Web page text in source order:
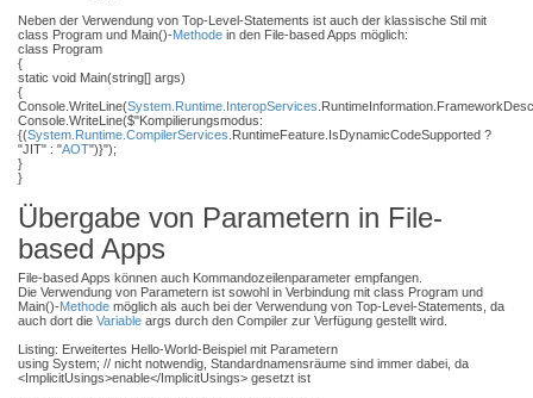
Neben der Verwendung von Top-Level-Statements ist auch der klassische Stil mit
class Program und Main()-Methode in den File-based Apps möglich:
class Program
{
static void Main(string[] args)
{
Console.WriteLine(System.Runtime.InteropServices
Console.WriteLine($"Kompilierungsmodus:
{(System.Runtime.CompilerServices .RuntimeFeature.IsDynamicCodeSupported ?
"JIT" : "AOT")}");
}
}
Übergabe von Parametern in File-
based Apps
File-based Apps können auch Kommandozeilenparameter empfangen.
Die Verwendung von Parametern ist sowohl in Verbindung mit class Program und
Main()-Methode möglich als auch bei der Verwendung von Top-Level-Statements, da
auch dort die Variable args durch den Compiler zur Verfügung gestellt wird.
Listing: Erweitertes Hello-World-Beispiel mit Parametern
using System; // nicht notwendig, Standardnamensräume sind immer dabei, da
<ImplicitUsings>enable</ImplicitUsings> gesetzt ist